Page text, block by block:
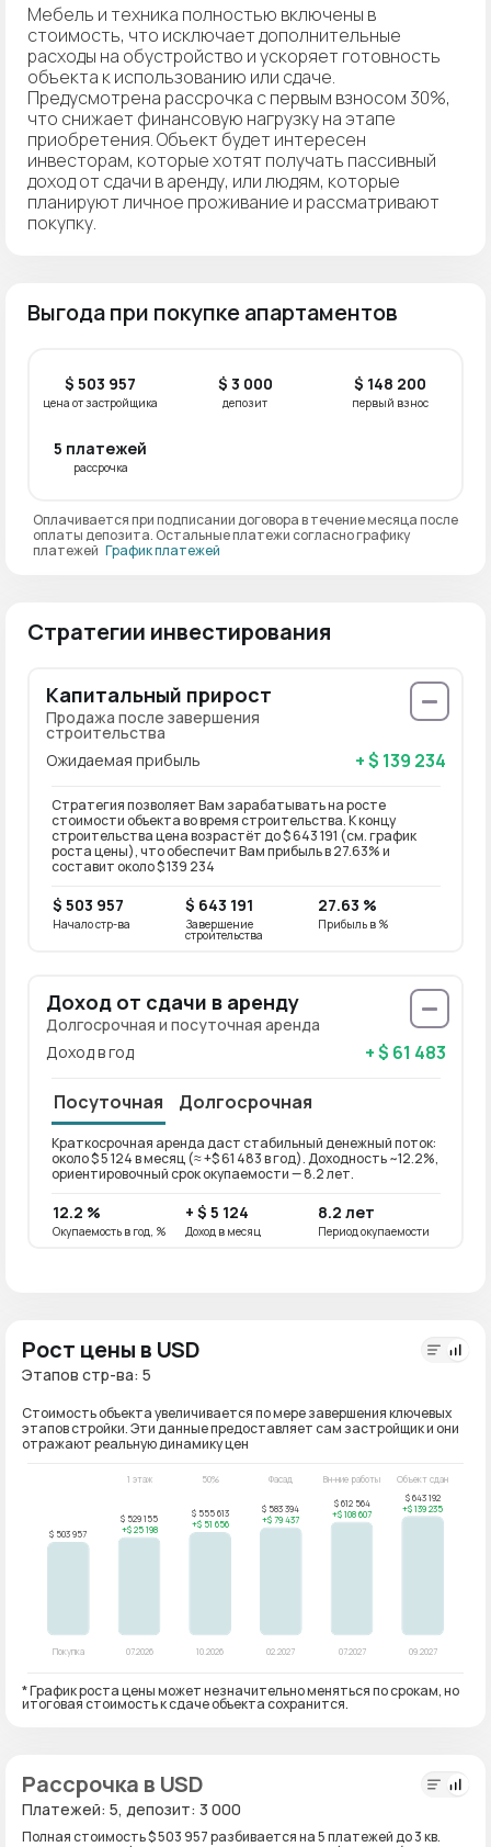
Мебель и техника полностью включены в
стоимость, что исключает дополнительные
расходы на обустройство и ускоряет готовность
объекта к использованию или сдаче.
Предусмотрена рассрочка с первым взносом 30%,
что снижает финансовую нагрузку на этапе
приобретения. Объект будет интересен
инвесторам, которые хотят получать пассивный
доход от сдачи в аренду, или людям, которые
планируют личное проживание и рассматривают
покупку.
Выгода при покупке апартаментов
$ 503 957
цена от застройщика
$ 3 000
депозит
$ 148 200
первый взнос
5 платежей
рассрочка
Оплачивается при подписании договора в течение месяца после
оплаты депозита. Остальные платежи согласно графику
платежей График платежей
Стратегии инвестирования
Капитальный прирост
Продажа после завершения
строительства
Ожидаемая прибыль
+ $ 139 234
Стратегия позволяет Вам зарабатывать на росте
стоимости объекта во время строительства. К концу
строительства цена возрастёт до $ 643 191 (см. график
роста цены), что обеспечит Вам прибыль в 27.63% и
составит около $ 139 234
$ 503 957
Начало стр-ва
$ 643 191
Завершение
строительства
27.63 %
Прибыль в %
Доход от сдачи в аренду
Долгосрочная и посуточная аренда
Доход в год
+ $ 61 483
Посуточная Долгосрочная
Краткосрочная аренда даст стабильный денежный поток:
около $ 5 124 в месяц (≈ +$ 61 483 в год). Доходность ~12.2%,
ориентировочный срок окупаемости — 8.2 лет.
12.2 %
Окупаемость в год, %
+ $ 5 124
Доход в месяц
8.2 лет
Период окупаемости
Рост цены в USD
Этапов стр-ва: 5
Стоимость объекта увеличивается по мере завершения ключевых
этапов стройки. Эти данные предоставляет сам застройщик и они
отражают реальную динамику цен
* График роста цены может незначительно меняться по срокам, но
итоговая стоимость к сдаче объекта сохранится.
Рассрочка в USD
Платежей: 5, депозит: 3 000
Полная стоимость $ 503 957 разбивается на 5 платежей до 3 кв.